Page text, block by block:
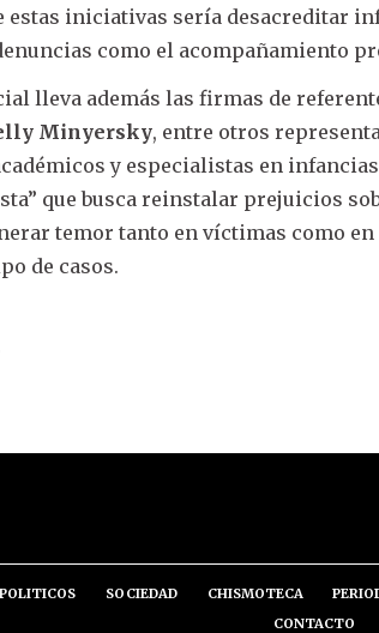
estas iniciativas sería desacreditar
como el acompañamiento
lleva además las firmas de
Minyersky, entre otros
y especialistas en
que busca reinstalar prejuicios
temor tanto en víctimas como
de casos.
SOCIEDAD CHISMOTECA
CONTACTO